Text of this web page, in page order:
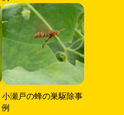
小瀬戸の蜂の巣駆除事
例